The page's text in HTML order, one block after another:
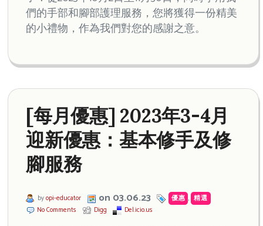
們的手部和腳部護理服務，您將獲得一份精美
的小禮物，作為我們對您的感謝之意。
[每月優惠] 2023年3-4月
迎新優惠：基本修手及修
腳服務
byopi-educator on 03.06.23 優惠 , 精選
No Comments
Digg Del.icio.us